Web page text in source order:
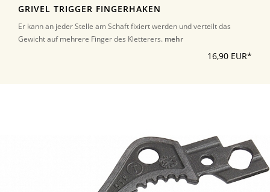
GRIVEL TRIGGER FINGERHAKEN
Er kann an jeder Stelle am Schaft fixiert werden und verteilt das
Gewicht auf mehrere Finger des Kletterers. mehr
16,90 EUR*